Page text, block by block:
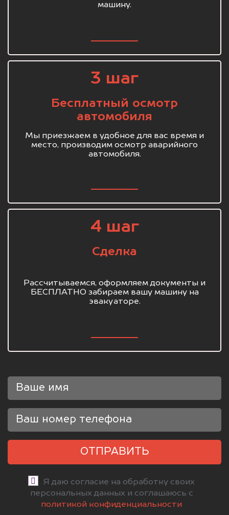
машину.
3 шаг
Бесплатный осмотр
автомобиля
Мы приезжаем в удобное для вас время и
место, производим осмотр аварийного
автомобиля.
4 шаг
Сделка
Рассчитываемся, оформляем документы и
БЕСПЛАТНО забираем вашу машину на
эвакуаторе.
ОТПРАВИТЬ
Я даю согласие на обработку своих
персональных данных и соглашаюсь с
политикой конфиденциальности